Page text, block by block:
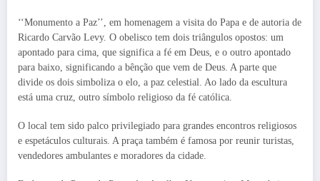
‘‘Monumento a Paz’’, em homenagem a visita do Papa e de autoria de
Ricardo Carvão Levy. O obelisco tem dois triângulos opostos: um
apontado para cima, que significa a fé em Deus, e o outro apontado
para baixo, significando a bênção que vem de Deus. A parte que
divide os dois simboliza o elo, a paz celestial. Ao lado da escultura
está uma cruz, outro símbolo religioso da fé católica.
O local tem sido palco privilegiado para grandes encontros religiosos
e espetáculos culturais. A praça também é famosa por reunir turistas,
vendedores ambulantes e moradores da cidade.